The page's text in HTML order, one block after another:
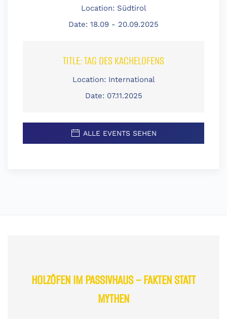
Location: Südtirol
Date: 18.09 - 20.09.2025
TITLE:TAG DES KACHELOFENS
Location: International
Date: 07.11.2025
ALLE EVENTS SEHEN
HOLZÖFEN IM PASSIVHAUS – FAKTEN STATT
MYTHEN